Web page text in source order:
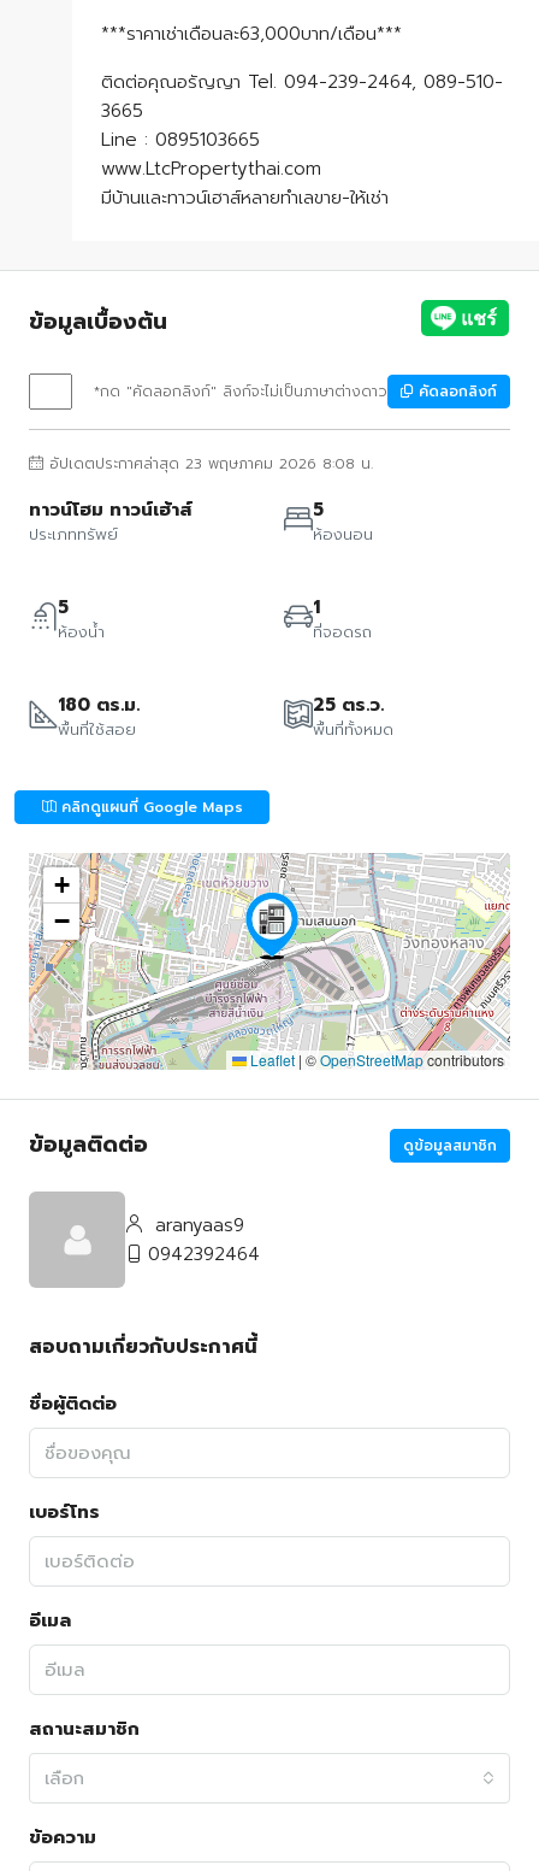
***ราคาเช่าเดือนละ63,000บาท/เดือน***
ติดต่อคุณอรัญญา Tel. 094-239-2464, 089-510-
3665
Line : 0895103665
www.LtcPropertythai.com
มีบ้านและทาวน์เฮาส์หลายทำเลขาย-ให้เช่า
ข้อมูลเบื้องต้น
*กด "คัดลอกลิงก์" ลิงก์จะไม่เป็นภาษาต่างดาว คัดลอกลิงก์
อัปเดตประกาศล่าสุด 23 พฤษภาคม 2026 8:08 น.
ทาวน์โฮม ทาวน์เฮ้าส์
ประเภททรัพย์
5
ห้องนอน
5
ห้องน้ำ
1
ที่จอดรถ
180 ตร.ม.
พื้นที่ใช้สอย
25 ตร.ว.
พื้นที่ทั้งหมด
คลิกดูแผนที่ Google Maps
+
−
Leaflet | ©OpenStreetMapcontributors
ข้อมูลติดต่อ ดูข้อมูลสมาชิก
aranyaas9
0942392464
สอบถามเกี่ยวกับประกาศนี้
ชื่อผู้ติดต่อ
เบอร์โทร
อีเมล
สถานะสมาชิก
เลือก
ข้อความ